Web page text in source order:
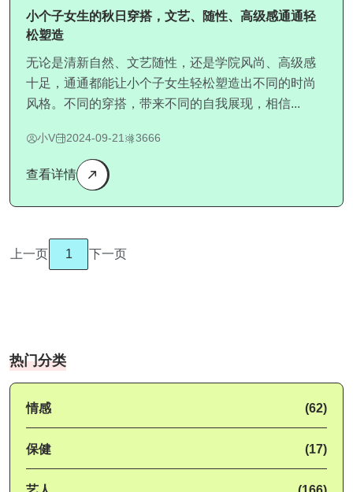
小个子女生的秋日穿搭，文艺、随性、高级感通通轻
松塑造
无论是清新自然、文艺随性，还是学院风尚、高级感
十足，通通都能让小个子女生轻松塑造出不同的时尚
风格。不同的穿搭，带来不同的自我展现，相信...
小V 2024-09-21 3666
查看详情
上一页 1 下一页
热门分类
情感 (62)
保健 (17)